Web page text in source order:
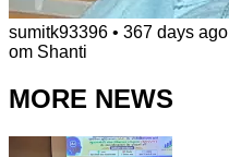
sumitk93396 • 367 days ago
om Shanti
MORE NEWS